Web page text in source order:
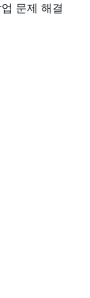
문제 해결